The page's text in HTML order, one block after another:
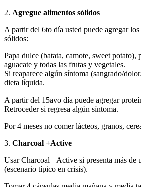
2. Agregue alimentos sólidos
A partir del 6to día usted puede agregar
sólidos:
Papa dulce (batata, camote, sweet potato),
aguacate y todas las frutas y vegetales.
Si reaparece algún síntoma (sangrado/
dieta líquida.
A partir del 15avo día puede agregar
Retroceder si regresa algún síntoma.
Por 4 meses no comer lácteos, granos,
3. Charcoal +Active
Usar Charcoal +Active si presenta más de
(escenario típico en crisis).